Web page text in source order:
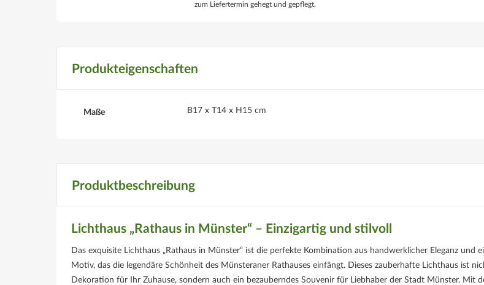
zum Liefertermin gehegt und gepflegt.
Produkteigenschaften
Maße B17 x T14 x H15 cm
Produktbeschreibung
Lichthaus „Rathaus in Münster“ – Einzigartig und stilvoll
Das exquisite Lichthaus „Rathaus in Münster“ ist die perfekte Kombination aus handwerklicher Eleganz und
Motiv, das die legendäre Schönheit des Münsteraner Rathauses einfängt. Dieses zauberhafte Lichthaus ist
Dekoration für Ihr Zuhause, sondern auch ein bezauberndes Souvenir für Liebhaber der Stadt Münster. Mit